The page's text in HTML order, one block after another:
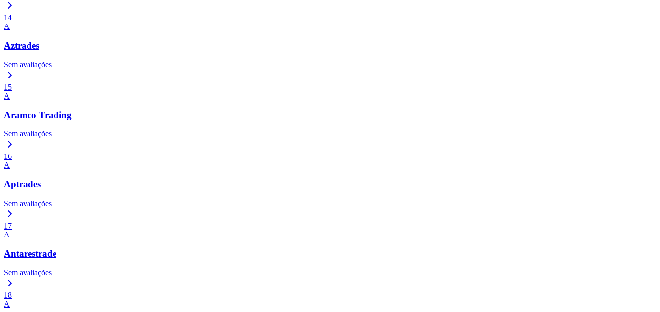
14
A
Aztrades
Sem avaliações
15
A
Aramco Trading
Sem avaliações
16
A
Aptrades
Sem avaliações
17
A
Antarestrade
Sem avaliações
18
A